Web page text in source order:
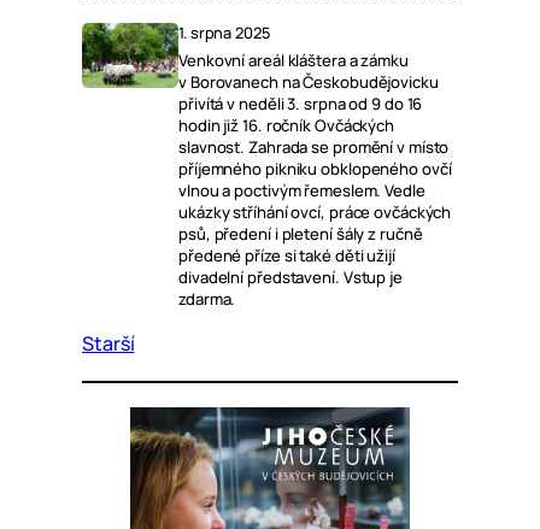
1. srpna 2025
Venkovní areál kláštera a zámku
v Borovanech na Českobudějovicku
přivítá v neděli 3. srpna od 9 do 16
hodin již 16. ročník Ovčáckých
slavnost. Zahrada se promění v místo
příjemného pikniku obklopeného ovčí
vlnou a poctivým řemeslem. Vedle
ukázky stříhání ovcí, práce ovčáckých
psů, předení i pletení šály z ručně
předené příze si také děti užijí
divadelní představení. Vstup je
zdarma.
Starší